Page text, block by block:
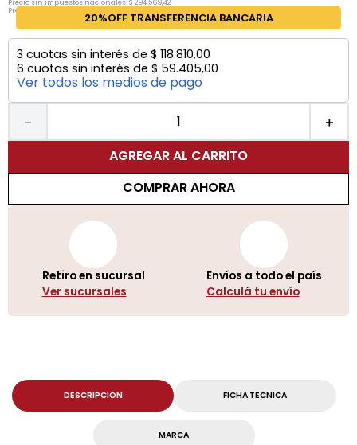
Precio sin impuestos nacionales:$ 294.569,42
Precio por unidad:
20%OFF TRANSFERENCIA BANCARIA
3 cuotas sin interés de $ 118.810,00
6 cuotas sin interés de $ 59.405,00
Ver todos los medios de pago
＋
－
AGREGAR AL CARRITO
COMPRAR AHORA
Retiro en sucursal
Ver sucursales
Envíos a todo el país
Calculá tu envío
DESCRIPCION FICHA TECNICA
MARCA